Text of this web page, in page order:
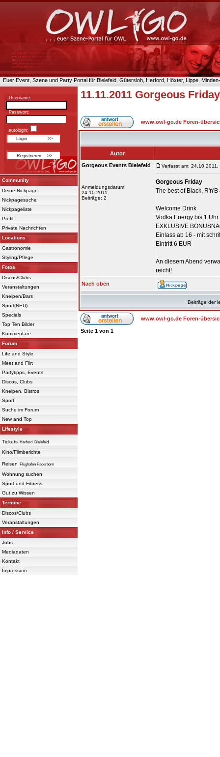
Euer Event, Szene und Party Portal für Bielefeld, Gütersloh, Herford, Höxter, Lippe,
Username:
Passwort:
autologin:
Community
Deine Nickpage
Nickpagesuche
Nickpageliste
Profil
Private Nachrichten
Locations
Gastronomie
Styling/Pflege
Fotos
Discos/Clubs
Veranstaltungen
Kneipen/Bars
Sport(NEU)
Specials
Top Ten Bilder
Kommentare
Forum
Life and Style
Meet and Flirt
Partytipps, Events
Discos, Clubs
Kneipen, Bistros
Sport
Suche im Forum
New and Top
Lifestyle
Tickets Herford Bielefeld
Kino/Filmberichte
Reisen Flughafen Paderborn
Wohnung suchen
Sport und Fitness
Gut zu Wissen
Termine
Discos/Clubs
Veranstaltungen
Info / Service
Jobs
Mediadaten
Kontakt
Impressum
11.11.2011 Gorgeous
www.owl-go.de Foren-
Autor
Gorgeous Events Bielefeld
Anmeldungsdatum:
24.10.2011
Beiträge: 2
Verfasst am: 24.10.2011,
Gorgeous Friday
The best of Black,
Welcome Drink
Vodka Energy bis 1 Uhr
EXKLUSIVE
Einlass ab 16 - mit
Eintritt 6 EUR
An diesem Abend
reicht!
Nach oben
Beiträge der
www.owl-go.de Foren-
Seite 1 von 1